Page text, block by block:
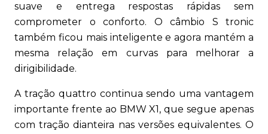
suave e entrega respostas rápidas sem
comprometer o conforto. O câmbio S tronic
também ficou mais inteligente e agora mantém a
mesma relação em curvas para melhorar a
dirigibilidade.
A tração quattro continua sendo uma vantagem
importante frente ao BMW X1, que segue apenas
com tração dianteira nas versões equivalentes. O